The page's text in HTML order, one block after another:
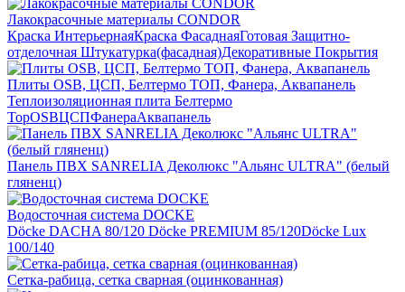
Лакокрасочные материалы CONDOR
Краска ИнтерьернаяКраска ФасаднаяГотовая Защитно-
отделочная Штукатурка(фасадная)Декоративные Покрытия
Плиты OSB, ЦСП, Белтермо ТОП, Фанера, Аквапанель
Теплоизоляционная плита Белтермо
TopOSBЦСПФанераАквапанель
Панель ПВХ SANRELIA Деколюкс "Альянс ULTRA" (белый
гляненц)
Водосточная система DOCKE
Döсkе DACHA 80/120 Döcke PREMIUM 85/120Döсkе Luх
100/140
Сетка-рабица, сетка сварная (оцинкованная)